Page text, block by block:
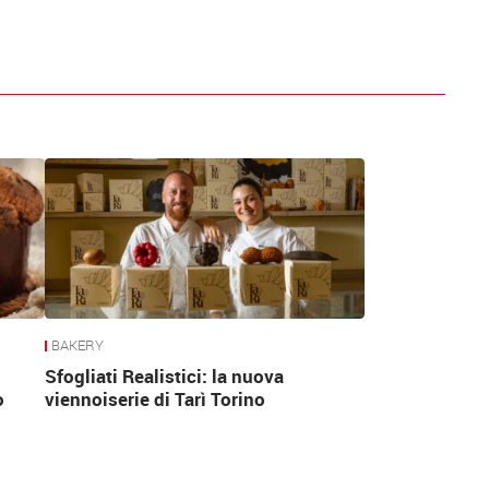
BAKERY
Sfogliati Realistici: la nuova
viennoiserie di Tarì Torino